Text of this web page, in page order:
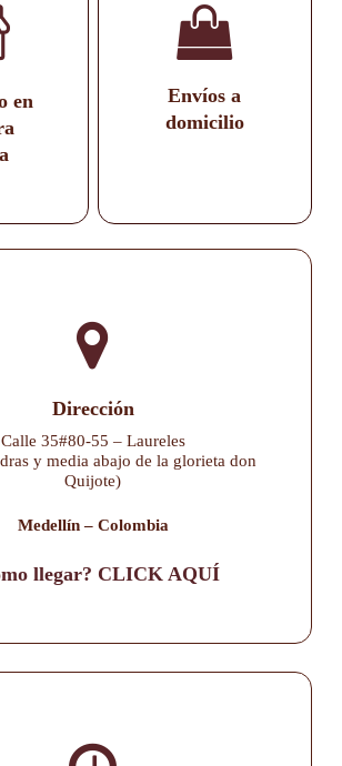
en
Envíos a
domicilio
Dirección
Calle 35#80-55 – Laureles
y media abajo de la glorieta don
Quijote)
Medellín – Colombia
llegar? CLICK AQUÍ